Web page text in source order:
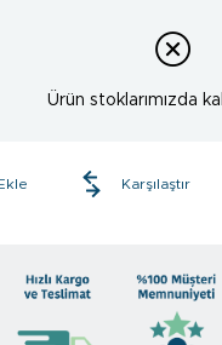
Ürün stoklarımızda
Karşılaştır